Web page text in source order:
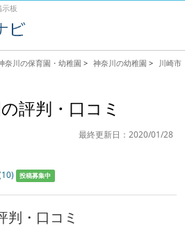
板
奈川の保育園・幼稚園 > 神奈川の幼稚園 >
川崎市
評判・口コミ
最終更新日：2020/01/28
投稿募集中
判・口コミ